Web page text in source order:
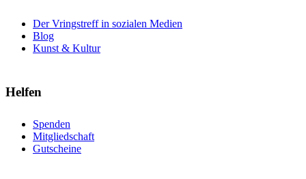
Der Vringstreff in sozialen Medien
Blog
Kunst & Kultur
Helfen
Spenden
Mitgliedschaft
Gutscheine